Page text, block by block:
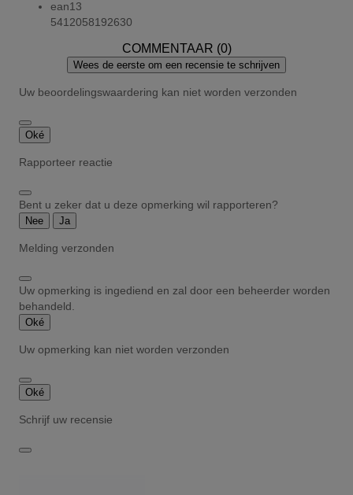
ean13
5412058192630
COMMENTAAR (0)
Wees de eerste om een recensie te schrijven
Uw beoordelingswaardering kan niet worden verzonden
Oké
Rapporteer reactie
Bent u zeker dat u deze opmerking wil rapporteren?
Nee Ja
Melding verzonden
Uw opmerking is ingediend en zal door een beheerder worden
behandeld.
Oké
Uw opmerking kan niet worden verzonden
Oké
Schrijf uw recensie